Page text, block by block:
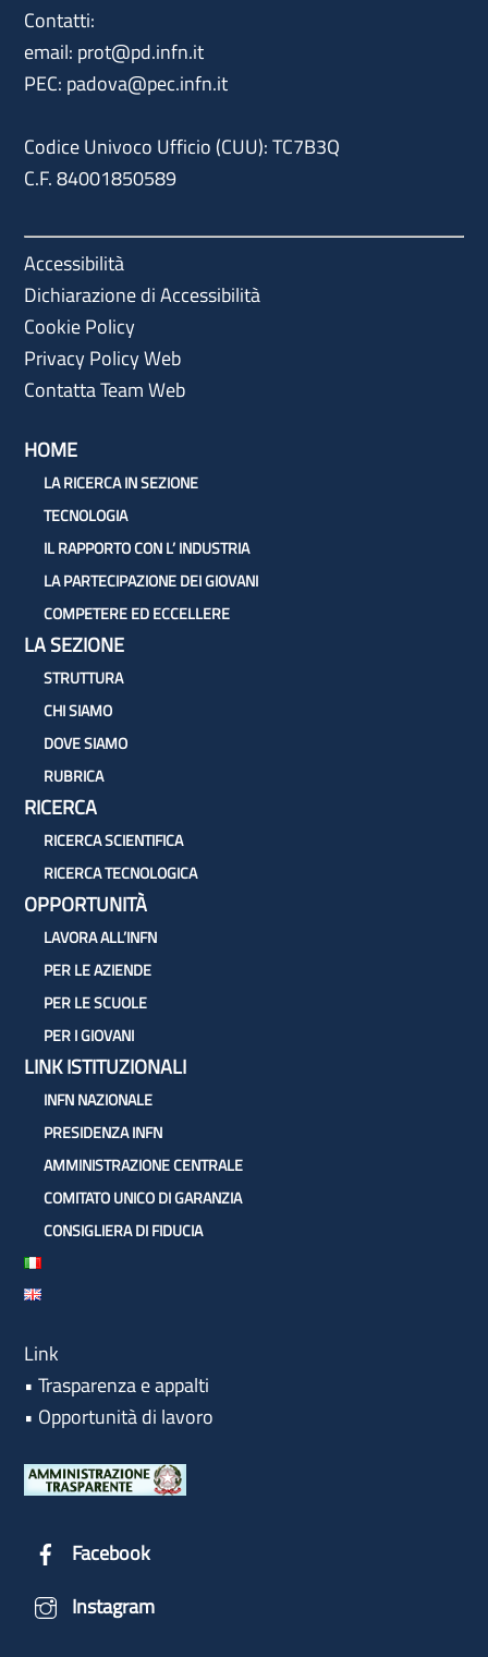
Contatti:
email: prot@pd.infn.it
PEC: padova@pec.infn.it
Codice Univoco Ufficio (CUU): TC7B3Q
C.F. 84001850589
Accessibilità
Dichiarazione di Accessibilità
Cookie Policy
Privacy Policy Web
Contatta Team Web
HOME
LA RICERCA IN SEZIONE
TECNOLOGIA
IL RAPPORTO CON L’ INDUSTRIA
LA PARTECIPAZIONE DEI GIOVANI
COMPETERE ED ECCELLERE
LA SEZIONE
STRUTTURA
CHI SIAMO
DOVE SIAMO
RUBRICA
RICERCA
RICERCA SCIENTIFICA
RICERCA TECNOLOGICA
OPPORTUNITÀ
LAVORA ALL’INFN
PER LE AZIENDE
PER LE SCUOLE
PER I GIOVANI
LINK ISTITUZIONALI
INFN NAZIONALE
PRESIDENZA INFN
AMMINISTRAZIONE CENTRALE
COMITATO UNICO DI GARANZIA
CONSIGLIERA DI FIDUCIA
Link
•Trasparenza e appalti
• Opportunità di lavoro
Facebook
Instagram